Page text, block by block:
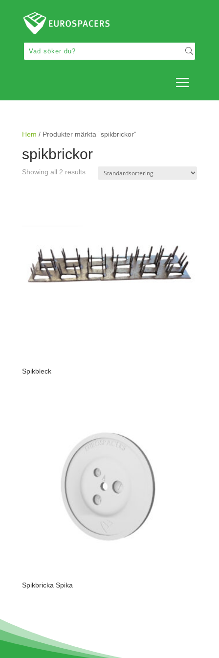
Hem / Produkter märkta ”spikbrickor”
spikbrickor
Showing all 2 results
Spikbleck
Spikbricka Spika